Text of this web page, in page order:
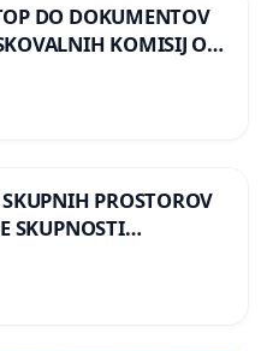
DO DOKUMENTOV
KOMISIJ O
PROSTOROV
SKUPNOSTI